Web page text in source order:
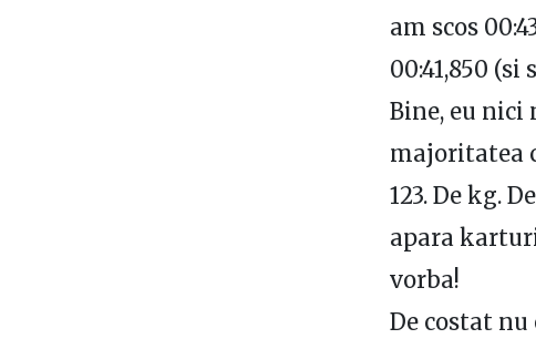
am scos
00:41,850
Bine, eu nici
majoritatea
123. De kg.
apara
vorba!
De costat